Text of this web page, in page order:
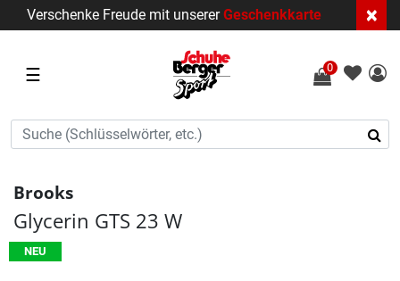
Verschenke Freude mit unsererGeschenkkarte ×
☰ 0
Brooks
Glycerin GTS 23 W
NEU